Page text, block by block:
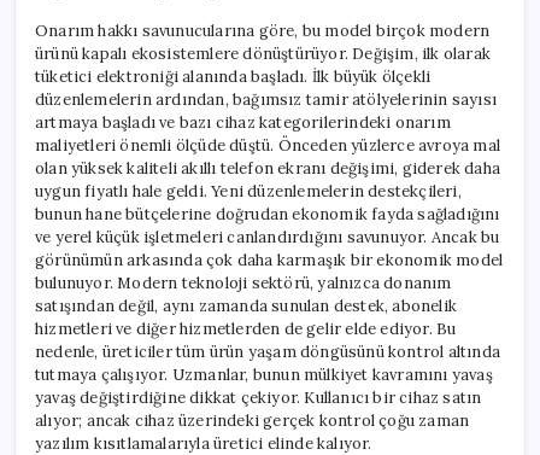
Onarım hakkı savunucularına göre, bu model birçok modern
ürünü kapalı ekosistemlere dönüştürüyor. Değişim, ilk olarak
tüketici elektroniği alanında başladı. İlk büyük ölçekli
düzenlemelerin ardından, bağımsız tamir atölyelerinin sayısı
artmaya başladı ve bazı cihaz kategorilerindeki onarım
maliyetleri önemli ölçüde düştü. Önceden yüzlerce avroya mal
olan yüksek kaliteli akıllı telefon ekranı değişimi, giderek daha
uygun fiyatlı hale geldi. Yeni düzenlemelerin destekçileri,
bunun hane bütçelerine doğrudan ekonomik fayda sağladığını
ve yerel küçük işletmeleri canlandırdığını savunuyor. Ancak bu
görünümün arkasında çok daha karmaşık bir ekonomik model
bulunuyor. Modern teknoloji sektörü, yalnızca donanım
satışından değil, aynı zamanda sunulan destek, abonelik
hizmetleri ve diğer hizmetlerden de gelir elde ediyor. Bu
nedenle, üreticiler tüm ürün yaşam döngüsünü kontrol altında
tutmaya çalışıyor. Uzmanlar, bunun mülkiyet kavramını yavaş
yavaş değiştirdiğine dikkat çekiyor. Kullanıcı bir cihaz satın
alıyor; ancak cihaz üzerindeki gerçek kontrol çoğu zaman
yazılım kısıtlamalarıyla üretici elinde kalıyor.